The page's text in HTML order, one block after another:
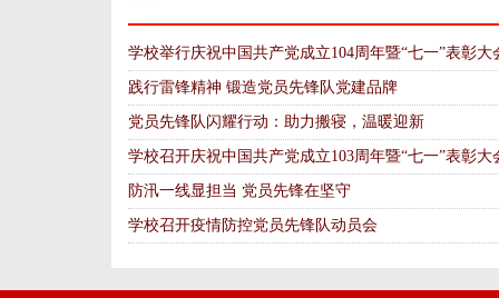
学校举行庆祝中国共产党成立104周年暨“七一”表彰大
践行雷锋精神 锻造党员先锋队党建品牌
党员先锋队闪耀行动：助力搬寝，温暖迎新
学校召开庆祝中国共产党成立103周年暨“七一”表彰大
防汛一线显担当 党员先锋在坚守
学校召开疫情防控党员先锋队动员会